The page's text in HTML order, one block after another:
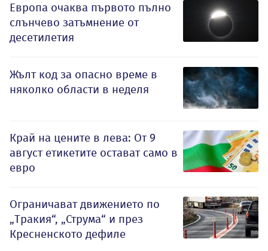
Европа очаква първото пълно
слънчево затъмнение от
десетилетия
Жълт код за опасно време в
няколко области в неделя
Край на цените в лева: От 9
август етикетите остават само в
евро
Ограничават движението по
„Тракия“, „Струма“ и през
Кресненското дефиле